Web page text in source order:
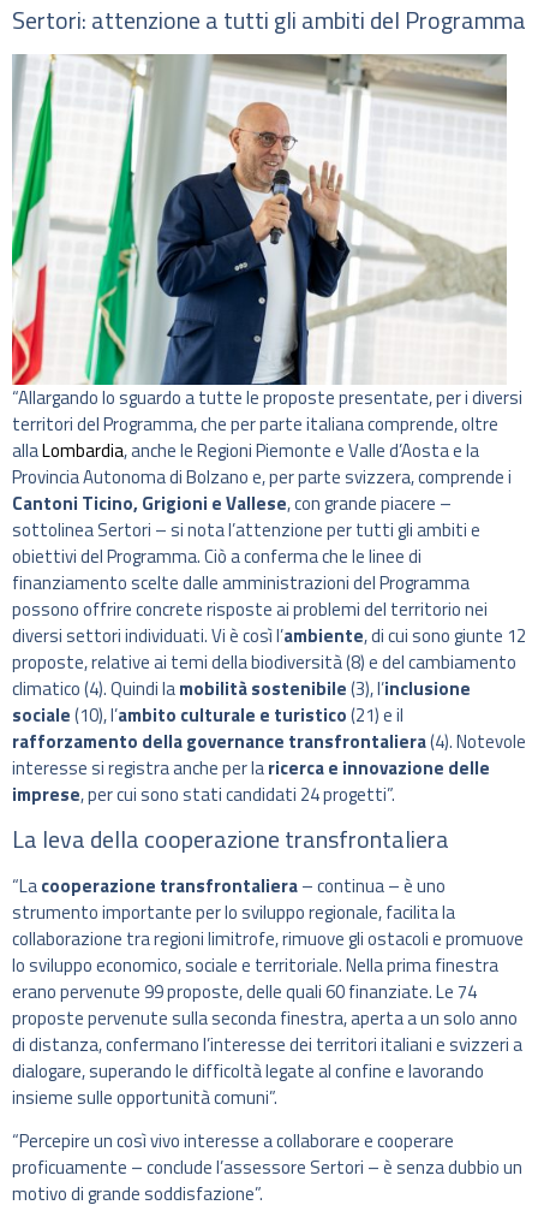
Sertori: attenzione a tutti gli ambiti del Programma
“Allargando lo sguardo a tutte le proposte presentate, per i diversi
territori del Programma, che per parte italiana comprende, oltre
allaLombardia, anche le Regioni Piemonte e Valle d’Aosta e la
Provincia Autonoma di Bolzano e, per parte svizzera, comprende i
Cantoni Ticino, Grigioni e Vallese, con grande piacere –
sottolinea Sertori – si nota l’attenzione per tutti gli ambiti e
obiettivi del Programma. Ciò a conferma che le linee di
finanziamento scelte dalle amministrazioni del Programma
possono offrire concrete risposte ai problemi del territorio nei
diversi settori individuati. Vi è così l’ambiente, di cui sono giunte 12
proposte, relative ai temi della biodiversità (8) e del cambiamento
climatico (4). Quindi lamobilità sostenibile(3), l’inclusione
sociale(10), l’ambito culturale e turistico(21) e il
rafforzamento della governance transfrontaliera(4). Notevole
interesse si registra anche per laricerca e innovazione delle
imprese, per cui sono stati candidati 24 progetti”.
La leva della cooperazione transfrontaliera
“Lacooperazione transfrontaliera– continua – è uno
strumento importante per lo sviluppo regionale, facilita la
collaborazione tra regioni limitrofe, rimuove gli ostacoli e promuove
lo sviluppo economico, sociale e territoriale. Nella prima finestra
erano pervenute 99 proposte, delle quali 60 finanziate. Le 74
proposte pervenute sulla seconda finestra, aperta a un solo anno
di distanza, confermano l’interesse dei territori italiani e svizzeri a
dialogare, superando le difficoltà legate al confine e lavorando
insieme sulle opportunità comuni”.
“Percepire un così vivo interesse a collaborare e cooperare
proficuamente – conclude l’assessore Sertori – è senza dubbio un
motivo di grande soddisfazione”.